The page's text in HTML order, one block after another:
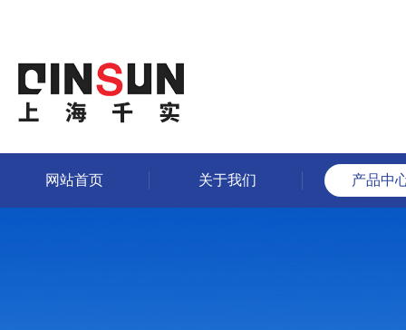
网站首页 关于我们 产品中